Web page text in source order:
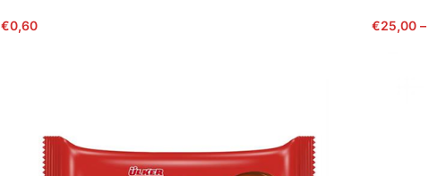
€0,60 €25,00 –